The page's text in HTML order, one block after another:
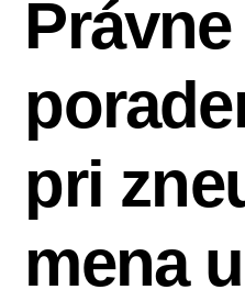
Právne
pri
mena